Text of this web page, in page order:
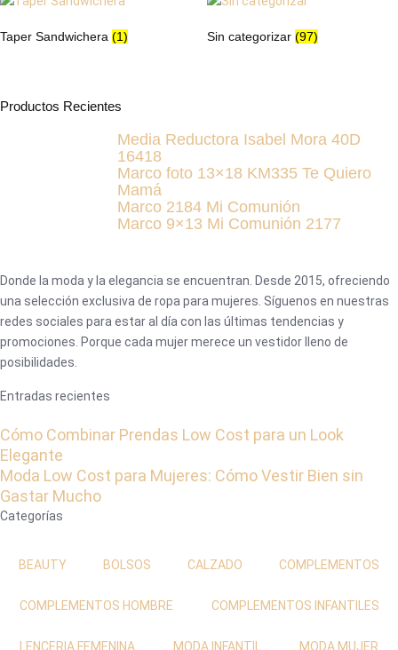
Taper Sandwichera (1) Sin categorizar (97)
Productos Recientes
Media Reductora Isabel Mora 40D
16418
Marco foto 13×18 KM335 Te Quiero
Mamá
Marco 2184 Mi Comunión
Marco 9×13 Mi Comunión 2177
Donde la moda y la elegancia se encuentran. Desde 2015, ofreciendo
una selección exclusiva de ropa para mujeres. Síguenos en nuestras
redes sociales para estar al día con las últimas tendencias y
promociones. Porque cada mujer merece un vestidor lleno de
posibilidades.
Entradas recientes
Cómo Combinar Prendas Low Cost para un Look
Elegante
Moda Low Cost para Mujeres: Cómo Vestir Bien sin
Gastar Mucho
Categorías
BEAUTY BOLSOS CALZADO COMPLEMENTOS
COMPLEMENTOS HOMBRE COMPLEMENTOS INFANTILES
LENCERIA FEMENINA MODA INFANTIL MODA MUJER